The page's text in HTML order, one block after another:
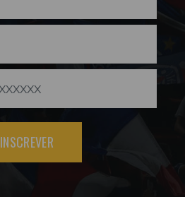
INSCREVER